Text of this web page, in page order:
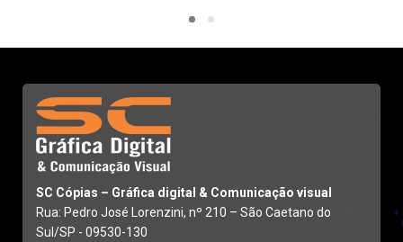
SC Cópias – Gráfica digital & Comunicação visual
Rua: Pedro José Lorenzini, nº 210 – São Caetano do
Sul/SP - 09530-130